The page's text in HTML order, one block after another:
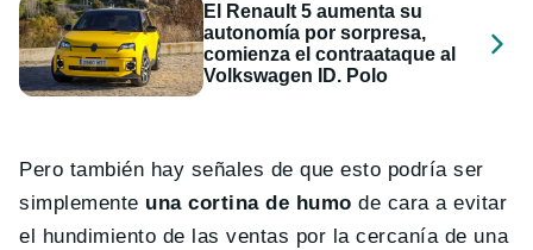
El Renault 5 aumenta su
autonomía por sorpresa,
comienza el contraataque al
Volkswagen ID. Polo
Pero también hay señales de que esto podría ser
simplemente una cortina de humo de cara a evitar
el hundimiento de las ventas por la cercanía de una